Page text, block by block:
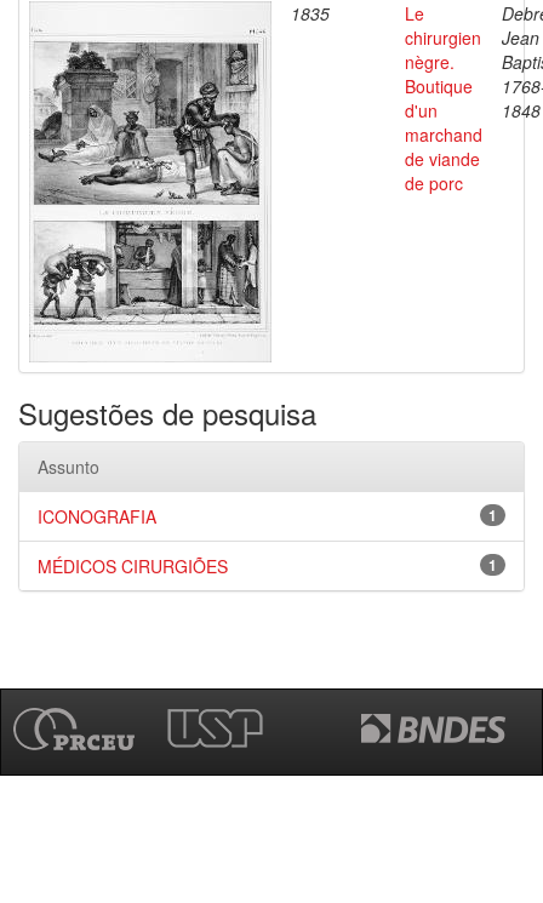
1835
Le
chirurgien
nègre.
Boutique
d'un
marchand
de viande
de porc
Jean
1848
Sugestões de pesquisa
Assunto
1
ICONOGRAFIA
1
MÉDICOS CIRURGIÕES